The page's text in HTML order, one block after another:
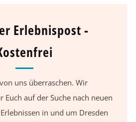
Erlebnispost -
uns überraschen. Wir
Euch auf der Suche nach neuen
in und um Dresden